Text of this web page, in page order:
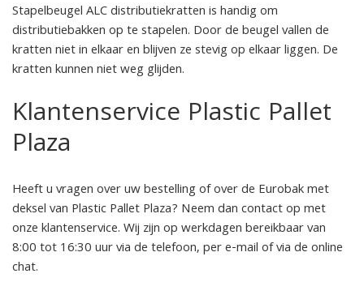
Stapelbeugel ALC distributiekratten is handig om
distributiebakken op te stapelen. Door de beugel vallen de
kratten niet in elkaar en blijven ze stevig op elkaar liggen. De
kratten kunnen niet weg glijden.
Klantenservice Plastic Pallet
Plaza
Heeft u vragen over uw bestelling of over de Eurobak met
deksel van Plastic Pallet Plaza? Neem dan contact op met
onze klantenservice. Wij zijn op werkdagen bereikbaar van
8:00 tot 16:30 uur via de telefoon, per e-mail of via de online
chat.